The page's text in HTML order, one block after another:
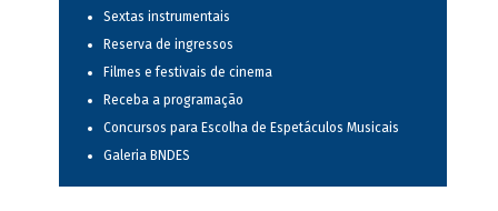
Sextas instrumentais
Reserva de ingressos
Filmes e festivais de cinema
Receba a programação
Concursos para Escolha de Espetáculos Musicais
Galeria BNDES